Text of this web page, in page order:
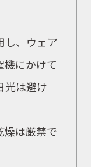
、ウェア
機にかけて
光は避け
は厳禁で